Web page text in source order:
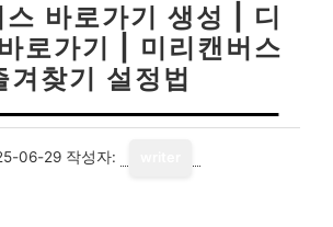
스 바로가기 생성 | 디
로가기 | 미리캔버스
겨찾기 설정법
06-29 작성자: